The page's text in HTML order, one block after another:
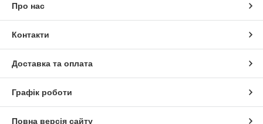
Про нас
Контакти
Доставка та оплата
Графік роботи
Повна версія сайту